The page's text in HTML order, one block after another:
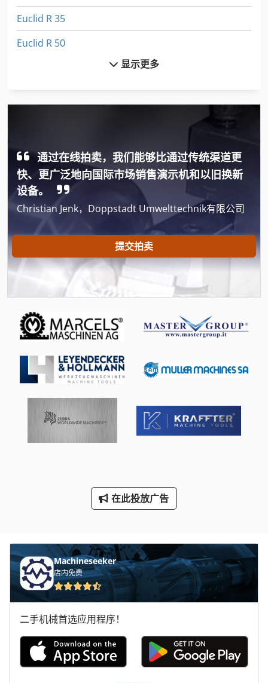
Euclid R 35
Euclid R 50
Lincoln Vantage 500
Man Roland 305
Newton 20
Pilous Arg 230
Robland Bm 3000
Robland E 300
Schaublin 135
Transmig 400
Zoller Smile 400
手动 剪 板 机
手动 绞车
显示更多
通过在线拍卖，我们能够比通过传统渠道更
快、更广泛地向国际市场销售演示机和以旧换新
设备。
Christian Jenk，Doppstadt Umwelttechnik有限公司
提交拍卖
在此投放广告
Machineseeker
店内免费
二手机械首选应用程序！